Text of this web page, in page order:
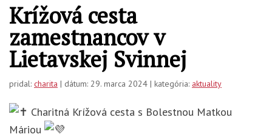
Krížová cesta
zamestnancov v
Lietavskej Svinnej
pridal: charita | dátum: 29. marca 2024 | kategória: aktuality
Charitná Krížová cesta s Bolestnou Matkou
Máriou